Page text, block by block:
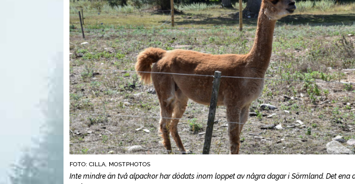
FOTO: CILLA, MOSTPHOTOS
Inte mindre än två alpackor har dödats inom loppet av några dagar i Sörmland. Det ena